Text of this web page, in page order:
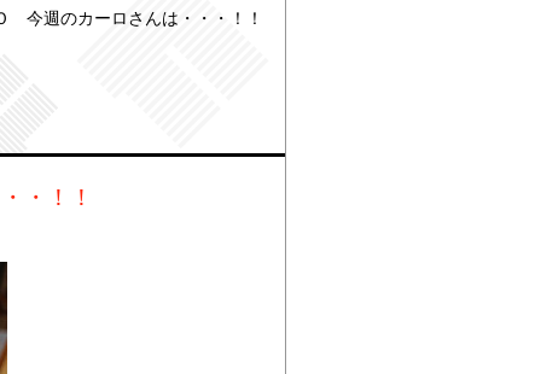
今週のカーロさんは・・・！！
・！！